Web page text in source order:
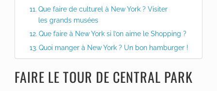
Que faire de culturel à New York ? Visiter
les grands musées
Que faire à New York si l’on aime le Shopping ?
Quoi manger à New York ? Un bon hamburger !
FAIRE LE TOUR DE CENTRAL PARK